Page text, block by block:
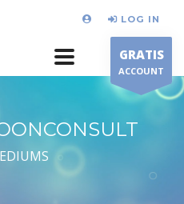
LOG IN
GRATIS
ACCOUNT